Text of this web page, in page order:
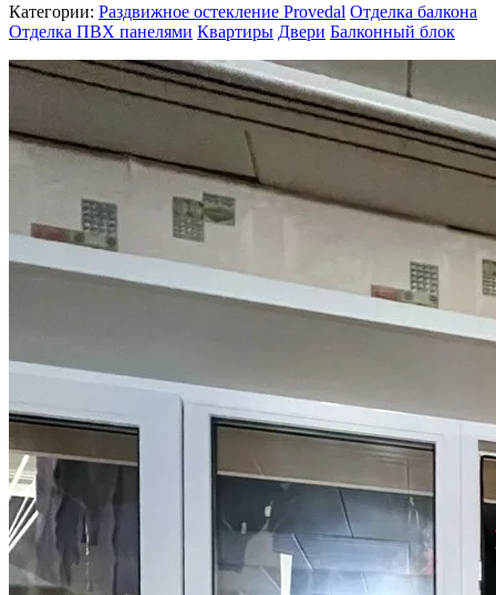
Категории: Раздвижное остекление Provedal Отделка балкона
Отделка ПВХ панелями Квартиры Двери Балконный блок